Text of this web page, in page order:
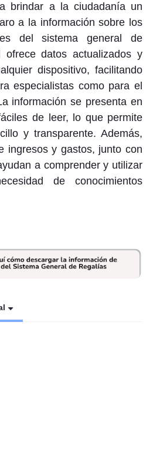
brindar a la ciudadanía un
a la información sobre los
del sistema general de
ofrece datos actualizados y
dispositivo, facilitando
especialistas como para el
información se presenta en
de leer, lo que permite
y transparente. Además,
ingresos y gastos, junto con
a comprender y utilizar
de conocimientos